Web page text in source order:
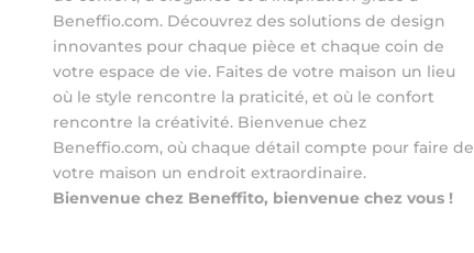
Beneffio.com. Découvrez des solutions de design
innovantes pour chaque pièce et chaque coin de
votre espace de vie. Faites de votre maison un lieu
où le style rencontre la praticité, et où le confort
rencontre la créativité. Bienvenue chez
Beneffio.com, où chaque détail compte pour faire de
votre maison un endroit extraordinaire.
Bienvenue chez Beneffito, bienvenue chez vous !